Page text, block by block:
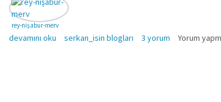
rey-nişabur-merv
Vogon şiiri üreteci hakkında
devamını oku serkan_isin blogları 3 yorum Yorum